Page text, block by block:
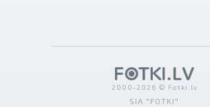
2000-2026 © Fotki.lv
SIA "FOTKI"